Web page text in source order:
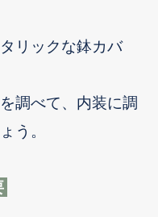
リックな鉢カバ
調べて、内装に調
う。